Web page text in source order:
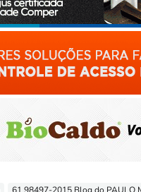
61 98497-2015 Blog do PAULO